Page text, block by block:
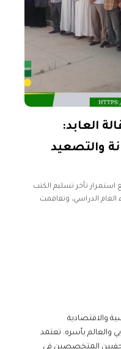
العابد:
والتصعيد
استمرار تأخر تسليم الكتب
الدراسي، وتفاقمت
التعليم في
والاقتصادية
والعالم بأسره. تعتمد
المتخصصين في